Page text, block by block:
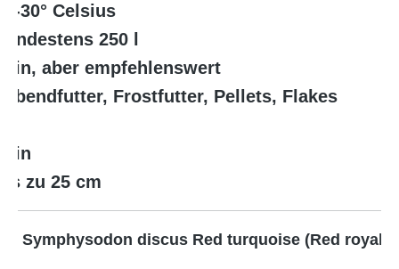
30° Celsius
250 l
aber empfehlenswert
Frostfutter, Pellets, Flakes
zu 25 cm
Symphysodon discus Red turquoise (Red royal)